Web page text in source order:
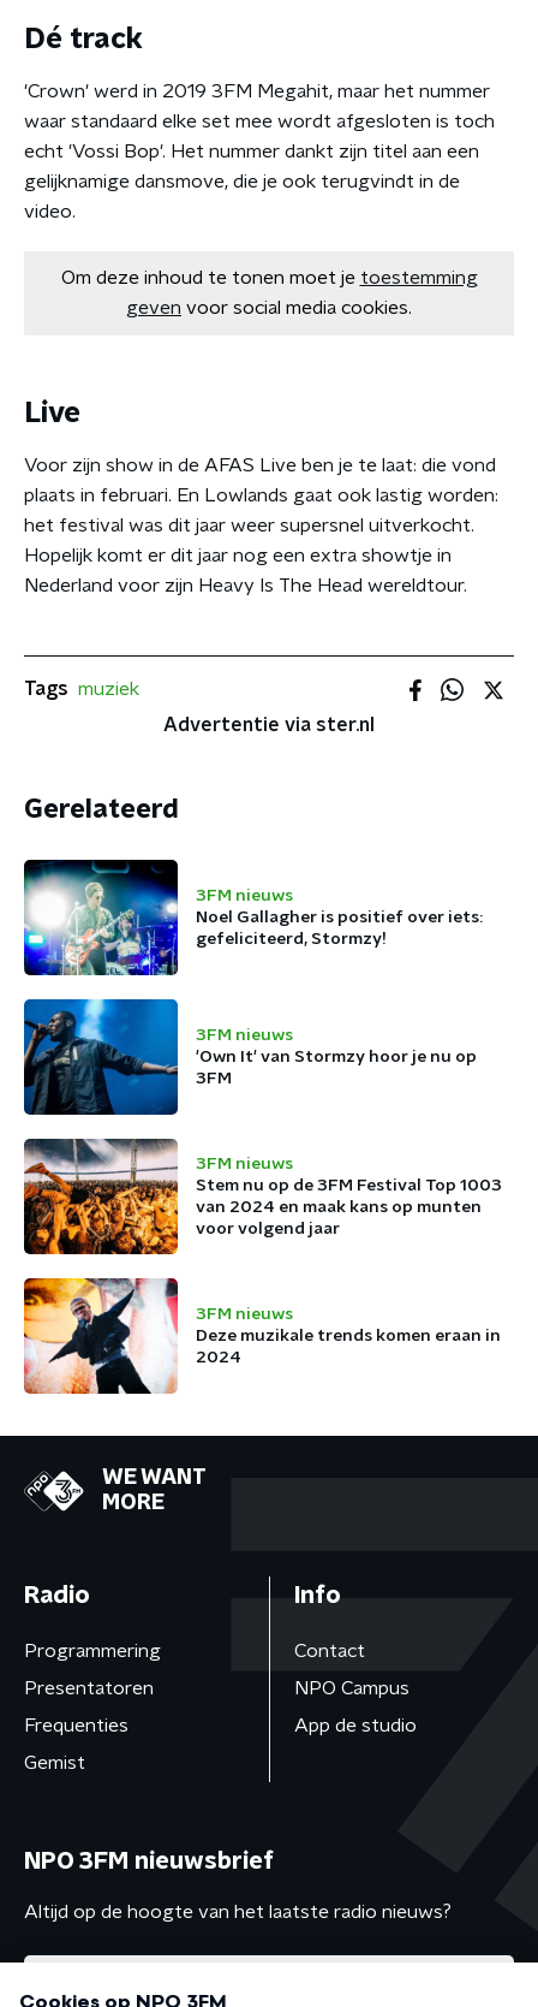
Dé track
'Crown' werd in 2019 3FM Megahit, maar het nummer
waar standaard elke set mee wordt afgesloten is toch
echt 'Vossi Bop'. Het nummer dankt zijn titel aan een
gelijknamige dansmove, die je ook terugvindt in de
video.
Om deze inhoud te tonen moet je toestemming
geven voor social media cookies.
Live
Voor zijn show in de AFAS Live ben je te laat: die vond
plaats in februari. En Lowlands gaat ook lastig worden:
het festival was dit jaar weer supersnel uitverkocht.
Hopelijk komt er dit jaar nog een extra showtje in
Nederland voor zijn Heavy Is The Head wereldtour.
Tags muziek
Advertentie via ster.nl
Gerelateerd
3FM nieuws
Noel Gallagher is positief over iets:
gefeliciteerd, Stormzy!
3FM nieuws
'Own It' van Stormzy hoor je nu op
3FM
3FM nieuws
Stem nu op de 3FM Festival Top 1003
van 2024 en maak kans op munten
voor volgend jaar
3FM nieuws
Deze muzikale trends komen eraan in
2024
WE WANT
MORE
Radio
Programmering
Presentatoren
Frequenties
Gemist
Info
Contact
NPO Campus
App de studio
NPO 3FM nieuwsbrief
Altijd op de hoogte van het laatste radio nieuws?